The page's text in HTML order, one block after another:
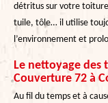
détritus sur votre
tuile, tôle… il utilise
l’environnement et
Le nettoyage des
Couverture 72 à
Au fil du temps et à